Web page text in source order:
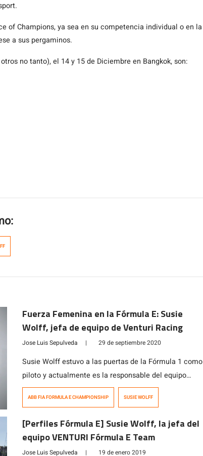
of Champions, ya sea en su competencia individual o en la
a sus pergaminos.
no tanto), el 14 y 15 de Diciembre en Bangkok, son:
Fuerza Femenina en la Fórmula E: Susie
Wolff, jefa de equipo de Venturi Racing
Jose Luis Sepulveda | 29 de septiembre 2020
Susie Wolff estuvo a las puertas de la Fórmula 1 como
piloto y actualmente es la responsable del equipo
ROKiT Venturi Racing de la ABB FIA Fórmula E. Wolff
Fórmula 3 Británica y el Campeonato Alemán de Autos
de […]
ABB FIA FORMULA E CHAMPIONSHIP SUSIE WOLFF
[Perfiles Fórmula E] Susie Wolff, la jefa del
equipo VENTURI Fórmula E Team
Jose Luis Sepulveda | 19 de enero 2019